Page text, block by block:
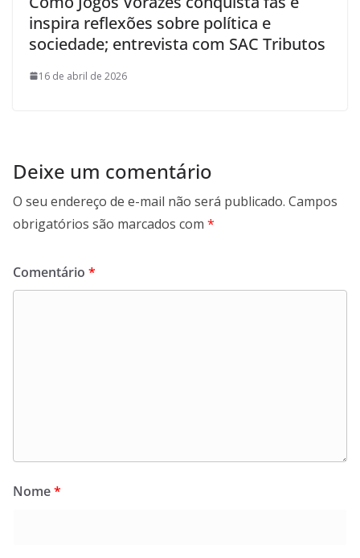
inspira reflexões sobre política e
sociedade; entrevista com SAC Tributos
16 de abril de 2026
Deixe um comentário
O seu endereço de e-mail não será publicado. Campos
obrigatórios são marcados com *
Comentário *
Nome*